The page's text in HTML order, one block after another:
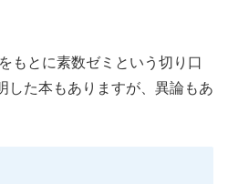
もとに素数ゼミという切り口
した本もありますが、異論もあ